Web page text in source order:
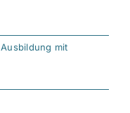
Ausbildung mit